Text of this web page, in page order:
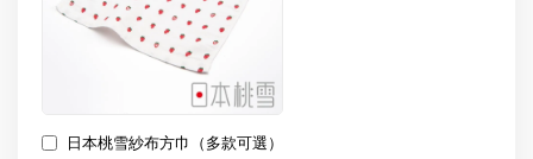
日本桃雪紗布方巾（多款可選）